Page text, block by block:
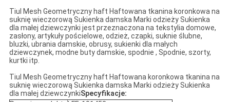
Tiul Mesh Geometryczny haft Haftowana tkanina koronkowa na
suknię wieczorową Sukienka damska Marki odzieży Sukienka
dla małej dziewczynki jest przeznaczona na tekstylia domowe,
zasłony, artykuły pościelowe, odzież, czapki, suknie ślubne,
bluzki, ubrania damskie, obrusy, sukienki dla małych
dziewczynek, modne buty damskie, spodnie , Spodnie, szorty,
kurtki itp.
Tiul Mesh Geometryczny haft Haftowana koronkowa tkanina na
suknię wieczorową Sukienka damska Marki odzieży Sukienka
dla małej dziewczynkiSpecyfikacje: